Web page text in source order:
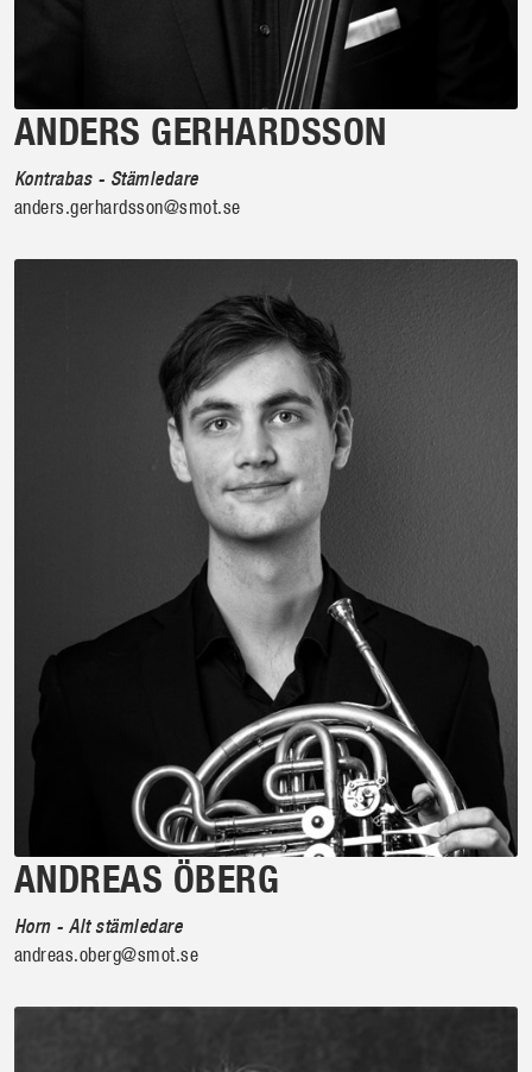
ANDERS GERHARDSSON
Kontrabas - Stämledare
anders.gerhardsson@smot.se
ANDREAS ÖBERG
Horn - Alt stämledare
andreas.oberg@smot.se